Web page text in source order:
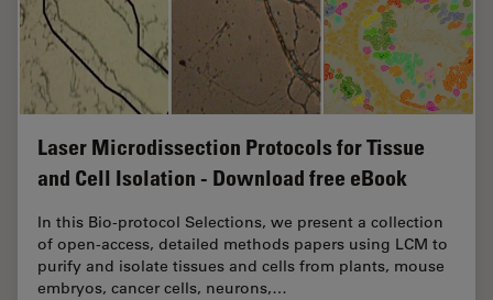
Laser Microdissection Protocols for Tissue
and Cell Isolation - Download free eBook
In this Bio-protocol Selections, we present a collection
of open-access, detailed methods papers using LCM to
purify and isolate tissues and cells from plants, mouse
embryos, cancer cells, neurons,…